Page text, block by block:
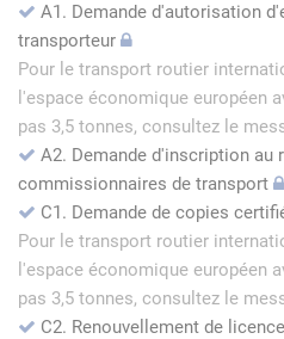
A1. Demande d'autorisation
transporteur
Pour le transport routier
l'espace économique européen
pas 3,5 tonnes, consultez le
A2. Demande d'inscription au
commissionnaires de transport
C1. Demande de copies
Pour le transport routier
l'espace économique européen
pas 3,5 tonnes, consultez le
C2. Renouvellement de